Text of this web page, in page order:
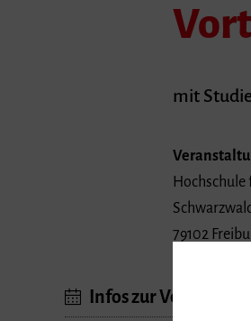
mit
79102
Infos zur